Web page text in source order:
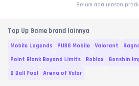
Belum ada ulasan
Top Up Game brand lainnya
Mobile Legends PUBG Mobile Valorant
Point Blank Beyond Limits
Roblox Genshin
8 Ball Pool
Arena of Valor